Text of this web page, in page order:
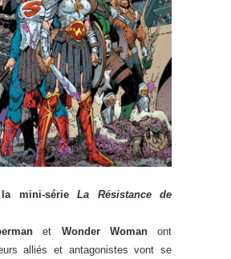
mini-série La Résistance de
et Wonder Womanont
alliés et antagonistes vont se